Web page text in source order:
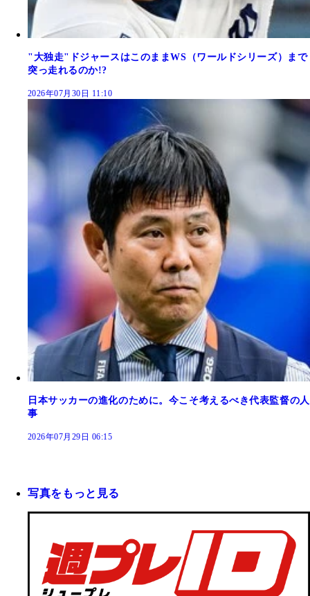
"大独走"ドジャースはこのままWS（ワールドシリーズ）まで
突っ走れるのか!?
2026年07月30日 11:10
日本サッカーの進化のために。今こそ考えるべき代表監督の人
事
2026年07月29日 06:15
写真をもっと見る